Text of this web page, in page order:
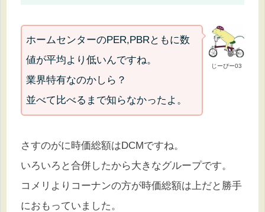
じーぴー03
ホームセンターのPER,PBRともに数
値が平均より低いんですね。
業界特有なのかしら？
並べて比べるまで知らなかったよ。
さすのがに時価総額はDCMですね。
いろいろと合併したから大きなグループです。
コメリよりコーナンの方が時価総額は上だと勝手
におもっていました。